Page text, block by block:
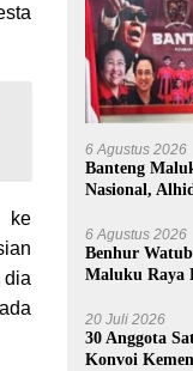
ke
6 Agustus 2026
Banteng
Nasional,
6 Agustus 2026
Benhur
Maluku Raya
20 Juli 2026
30 Anggota
Konvoi